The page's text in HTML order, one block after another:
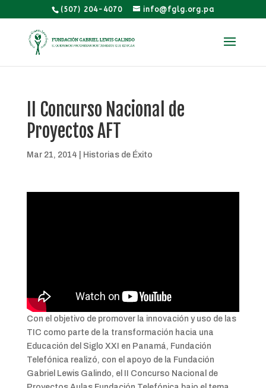
(507) 204-4070 info@fglg.org.pa
II Concurso Nacional de
Proyectos AFT
Mar 21, 2014 Historias de Éxito
Con el objetivo de promover la innovación y uso de las
TIC como parte de la transformación hacia una
Educación del Siglo XXI en Panamá, Fundación
Telefónica realizó, con el apoyo de la Fundación
Gabriel Lewis Galindo, el II Concurso Nacional de